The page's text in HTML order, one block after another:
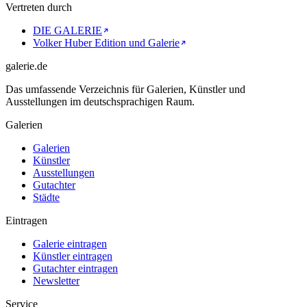
Vertreten durch
DIE GALERIE
Volker Huber Edition und Galerie
galerie.de
Das umfassende Verzeichnis für Galerien, Künstler und
Ausstellungen im deutschsprachigen Raum.
Galerien
Galerien
Künstler
Ausstellungen
Gutachter
Städte
Eintragen
Galerie eintragen
Künstler eintragen
Gutachter eintragen
Newsletter
Service